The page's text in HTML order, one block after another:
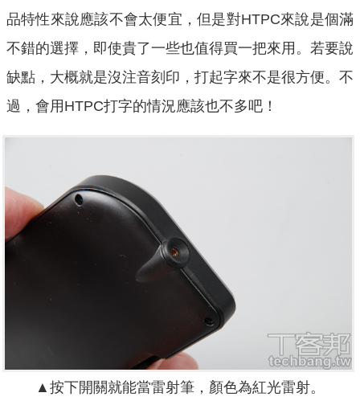
品特性來說應該不會太便宜，但是對HTPC來說是個滿
不錯的選擇，即使貴了一些也值得買一把來用。若要說
缺點，大概就是沒注音刻印，打起字來不是很方便。不
過，會用HTPC打字的情況應該也不多吧！
▲按下開關就能當雷射筆，顏色為紅光雷射。